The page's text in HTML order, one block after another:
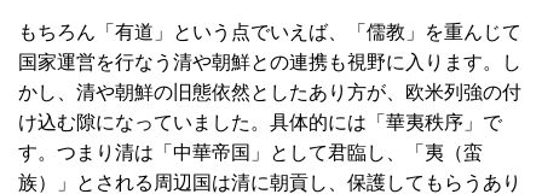
もちろん「有道」という点でいえば、「儒教」を重んじて
国家運営を行なう清や朝鮮との連携も視野に入ります。し
かし、清や朝鮮の旧態依然としたあり方が、欧米列強の付
け込む隙になっていました。具体的には「華夷秩序」で
す。つまり清は「中華帝国」として君臨し、「夷（蛮
族）」とされる周辺国は清に朝貢し、保護してもらうあり